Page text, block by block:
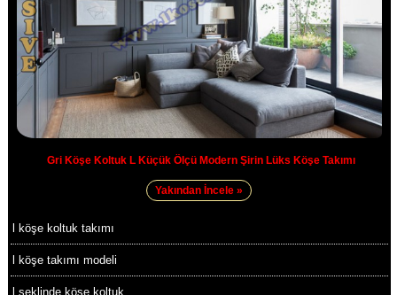
Gri Köşe Koltuk L Küçük Ölçü Modern Şirin Lüks Köşe Takımı
Yakından İncele »
l köşe koltuk takımı
l köşe takımı modeli
l şeklinde köşe koltuk